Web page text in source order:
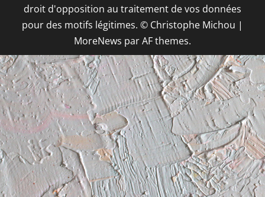
droit d'opposition au traitement de vos données
pour des motifs légitimes. © Christophe Michou |
MoreNews par AF themes.